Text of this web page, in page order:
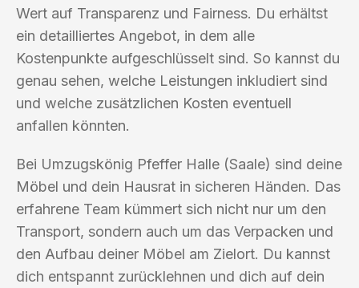
Wert auf Transparenz und Fairness. Du erhältst
ein detailliertes Angebot, in dem alle
Kostenpunkte aufgeschlüsselt sind. So kannst du
genau sehen, welche Leistungen inkludiert sind
und welche zusätzlichen Kosten eventuell
anfallen könnten.
Bei Umzugskönig Pfeffer Halle (Saale) sind deine
Möbel und dein Hausrat in sicheren Händen. Das
erfahrene Team kümmert sich nicht nur um den
Transport, sondern auch um das Verpacken und
den Aufbau deiner Möbel am Zielort. Du kannst
dich entspannt zurücklehnen und dich auf dein